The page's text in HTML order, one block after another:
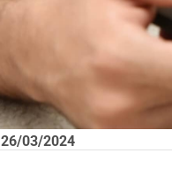
26/03/2024